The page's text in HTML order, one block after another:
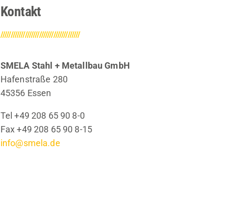
Kontakt
///////////////////////////////////////
SMELA Stahl + Metallbau GmbH
Hafenstraße 280
45356 Essen
Tel +49 208 65 90 8-0
Fax +49 208 65 90 8-15
info@smela.de